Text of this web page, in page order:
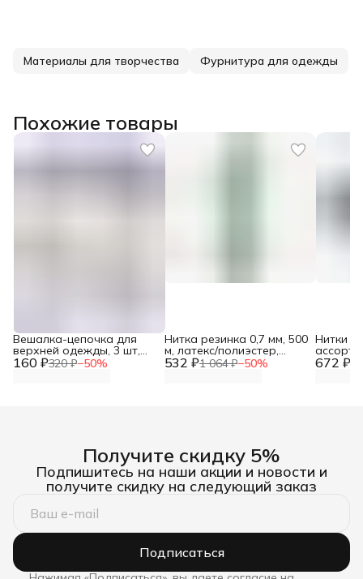
Материалы для творчества Фурнитура для одежды
Похожие товары
160 ₽320 ₽−50%
Вешалка-цепочка для
верхней одежды, 3 шт,
Hobby&Pro 532 ₽1 064 ₽−50%
Нитка резинка 0,7 мм, 500
м, латекс/полиэстер,
Айрис 672 ₽
Нитки
Получите скидку 5%
Подпишитесь на наши акции и новости и
получите скидку на следующий заказ
Подписаться